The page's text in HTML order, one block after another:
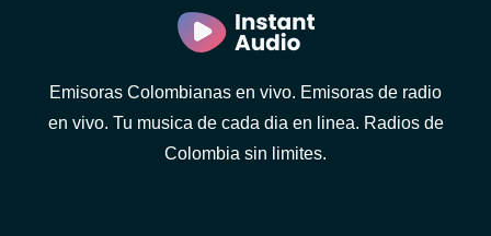
Emisoras Colombianas en vivo. Emisoras de radio
en vivo. Tu musica de cada dia en linea. Radios de
Colombia sin limites.